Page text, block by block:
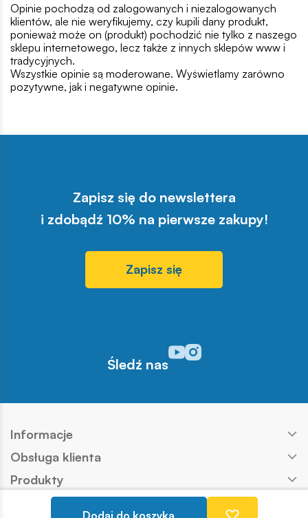
Dodaj do koszyka
Opinie pochodzą od zalogowanych i niezalogowanych
klientów, ale nie weryfikujemy, czy kupili dany produkt,
ponieważ może on (produkt) pochodzić nie tylko z naszego
sklepu internetowego, lecz także z innych sklepów www i
tradycyjnych.
Wszystkie opinie są moderowane. Wyświetlamy zarówno
pozytywne, jak i negatywne opinie.
Zapisz się do newslettera
i zdobądź 10% na pierwsze zakupy!
Zapisz się
Śledź nas
Odwiedź nasz profil w
Odwiedź nasz profil w
Informacje
Obsługa klienta
Produkty
Kontakt